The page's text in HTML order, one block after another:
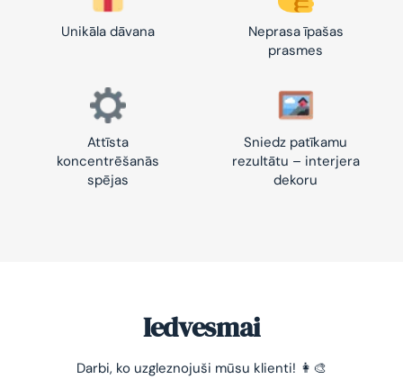
Unikāla dāvana
Neprasa īpašas
prasmes
Attīsta
koncentrēšanās
spējas
Sniedz patīkamu
rezultātu – interjera
dekoru
Iedvesmai
Darbi, ko uzgleznojuši mūsu klienti! 👩‍🎨